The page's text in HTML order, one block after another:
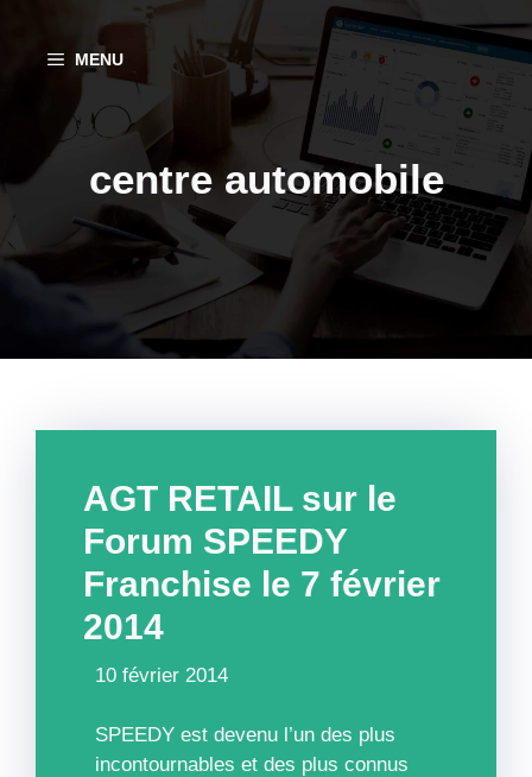
contenu
MENU
centre automobile
AGT RETAIL sur le
Forum SPEEDY
Franchise le 7 février
2014
10 février 2014
SPEEDY est devenu l’un des plus
incontournables et des plus connus